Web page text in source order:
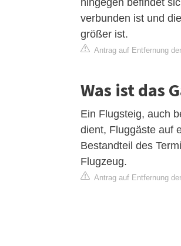
hingegen befindet
verbunden ist und
größer ist.
Antrag auf Entfernung
Was ist das
Ein Flugsteig, auch
dient, Fluggäste auf
Bestandteil des
Flugzeug.
Antrag auf Entfernung